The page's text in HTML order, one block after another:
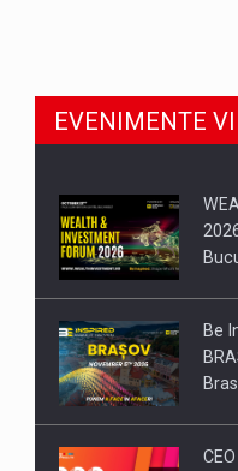
EVENIMENTE
Be